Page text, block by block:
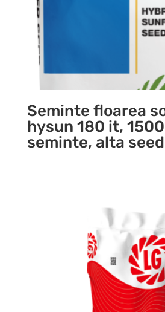
Seminte floarea
hysun 180 it,
seminte, alta